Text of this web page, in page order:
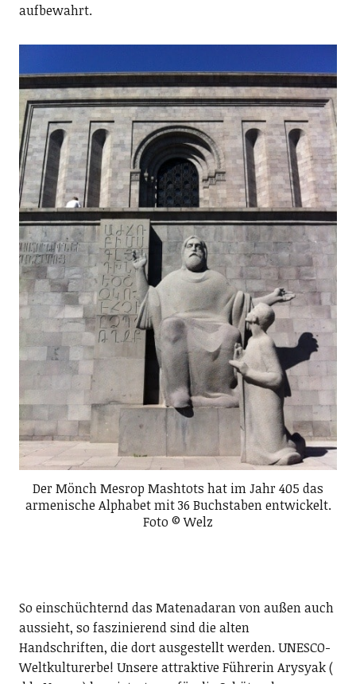
aufbewahrt.
Der Mönch Mesrop Mashtots hat im Jahr 405 das
armenische Alphabet mit 36 Buchstaben entwickelt.
Foto © Welz
So einschüchternd das Matenadaran von außen auch
aussieht, so faszinierend sind die alten
Handschriften, die dort ausgestellt werden. UNESCO-
Weltkulturerbe! Unsere attraktive Führerin Arysyak (